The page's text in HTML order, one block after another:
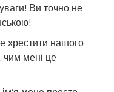
стерилізації!
Ви точно не
хрестити нашого
мені це